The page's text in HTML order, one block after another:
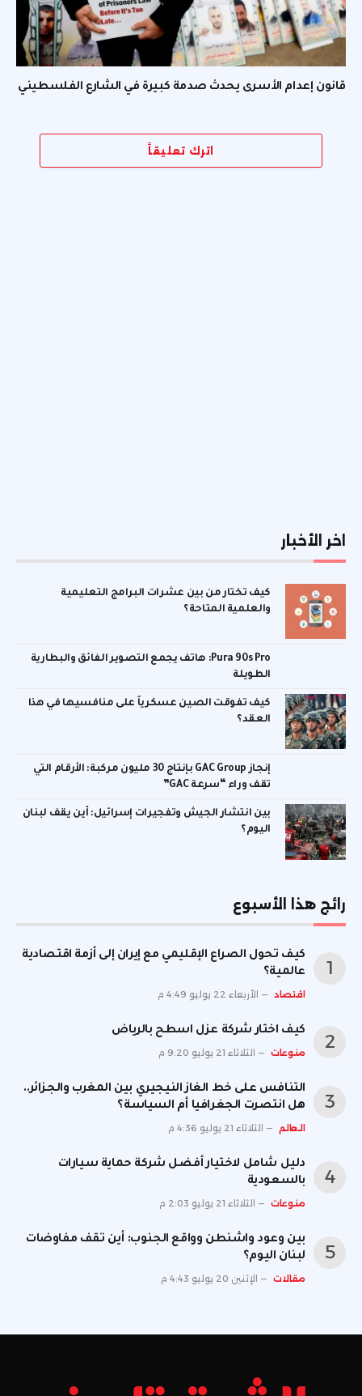
قانون إعدام الأسرى يحدث صدمة كبيرة في الشارع الفلسطيني
اترك تعليقاً
اخر الأخبار
كيف تختار من بين عشرات البرامج التعليمية
والعلمية المتاحة؟
Pura 90s Pro: هاتف يجمع التصوير الفائق والبطارية
الطويلة
كيف تفوقت الصين عسكرياً على منافسيها في هذا
العقد؟
إنجاز GAC Group بإنتاج 30 مليون مركبة: الأرقام التي
تقف وراء “سرعة GAC”
بين انتشار الجيش وتفجيرات إسرائيل: أين يقف لبنان
اليوم؟
رائج هذا الأسبوع
كيف تحول الصراع الإقليمي مع إيران إلى أزمة اقتصادية
عالمية؟
اقتصاد الأربعاء 22 يوليو 4:49 م
كيف اختار شركة عزل اسطح بالرياض
منوعات الثلاثاء 21 يوليو 9:20 م
التنافس على خط الغاز النيجيري بين المغرب والجزائر..
هل انتصرت الجغرافيا أم السياسة؟
العالم الثلاثاء 21 يوليو 4:36 م
دليل شامل لاختيار أفضل شركة حماية سيارات
بالسعودية
منوعات الثلاثاء 21 يوليو 2:03 م
بين وعود واشنطن وواقع الجنوب: أين تقف مفاوضات
لبنان اليوم؟
مقالات الإثنين 20 يوليو 4:43 م